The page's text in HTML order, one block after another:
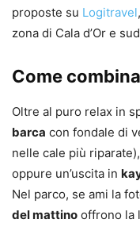
proposte su Logitravel
zona di Cala d’Or e
Come
Oltre al puro relax in
barca con fondale di
nelle cale più
oppure un’uscita in
Nel parco, se ami la
del mattino offrono la